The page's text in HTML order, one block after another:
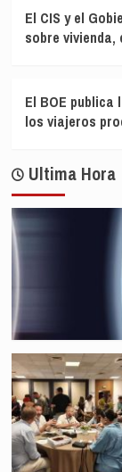
El CIS y el
sobre vivienda,
El BOE
los viajeros
Ultima Hora